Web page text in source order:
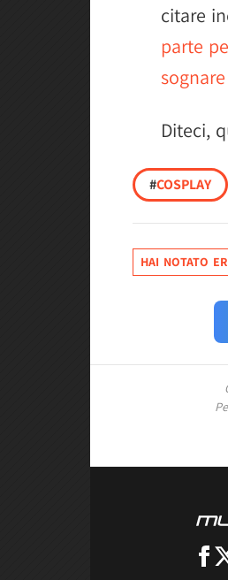
citare
parte
Diteci,
#COSPLAY
HAI NOTATO